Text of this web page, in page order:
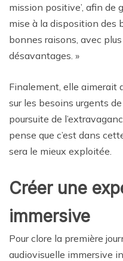
mission positive’, afin de
mise à la disposition des
bonnes raisons, avec
désavantages. »
Finalement, elle aimerait
sur les besoins urgents
poursuite de
pense que c’est dans
sera le mieux exploitée.
Créer une
immersive
Pour clore la première
audiovisuelle immersive